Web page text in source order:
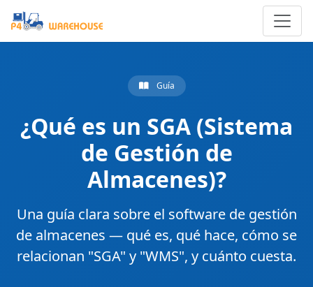
Guía
¿Qué es un SGA (Sistema
de Gestión de
Almacenes)?
Una guía clara sobre el software de gestión
de almacenes — qué es, qué hace, cómo se
relacionan "SGA" y "WMS", y cuánto cuesta.